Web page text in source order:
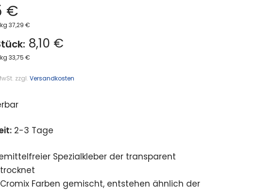
€
37,29 €
8,10 €
33,75 €
zzgl.Versandkosten
2-3 Tage
Spezialkleber der transparent
Farben gemischt, entstehen ähnlich der